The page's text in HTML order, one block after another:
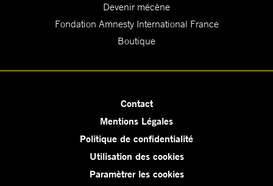
Devenir mécène
Fondation Amnesty International France
Boutique
Contact
Mentions Légales
Politique de confidentialité
Utilisation des cookies
Paramètrer les cookies